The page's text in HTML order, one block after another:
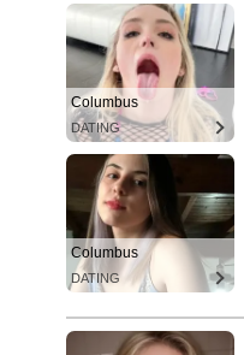
Columbus
DATING
Columbus
DATING